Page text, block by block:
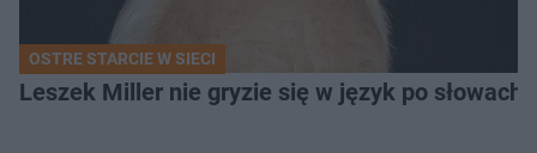
OSTRE STARCIE W SIECI
Leszek Miller nie gryzie się w język po słowach